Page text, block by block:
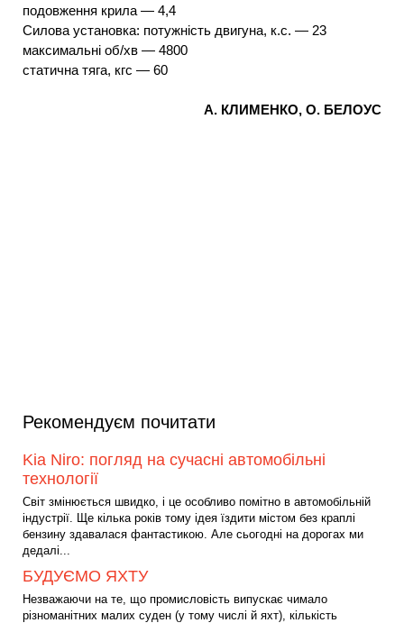
подовження крила — 4,4
Силова установка: потужність двигуна, к.с. — 23
максимальні об/хв — 4800
статична тяга, кгс — 60
А. КЛИМЕНКО, О. БЕЛОУС
Рекомендуєм почитати
Kia Niro: погляд на сучасні автомобільні
технології
Світ змінюється швидко, і це особливо помітно в автомобільній
індустрії. Ще кілька років тому ідея їздити містом без краплі
бензину здавалася фантастикою. Але сьогодні на дорогах ми
дедалі...
БУДУЄМО ЯХТУ
Незважаючи на те, що промисловість випускає чимало
різноманітних малих суден (у тому числі й яхт), кількість